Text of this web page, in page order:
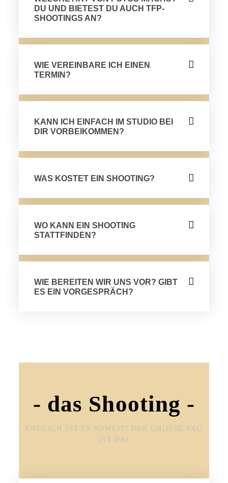
DU UND BIETEST DU AUCH TFP-
SHOOTINGS AN?
WIE VEREINBARE ICH EINEN
TERMIN?
KANN ICH EINFACH IM STUDIO BEI
DIR VORBEIKOMMEN?
WAS KOSTET EIN SHOOTING?
WO KANN EIN SHOOTING
STATTFINDEN?
WIE BEREITEN WIR UNS VOR? GIBT
ES EIN VORGESPRÄCH?
- das Shooting -
ENDLICH IST ES SOWEIT! DER GROSSE TAG I
ST DA!